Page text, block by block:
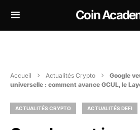
Coin
Accueil Actualités Crypto
Google
universelle : comment avance GCUL, le
ACTUALITÉS CRYPTO ACTUALITÉS DEFI